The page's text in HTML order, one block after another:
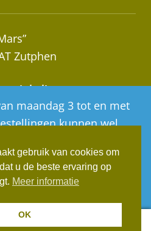
maandag 3 tot en met
kunnen wel
worden vanaf
op volgorde van
Zutphen
winkel!
op afspraak!
0
gebruik van cookies om
u de beste ervaring op
Meer informatie
OK